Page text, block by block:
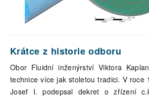
Krátce z historie odboru
Obor Fluidní inženýrství Viktora
technice více jak stoletou tradici. V roce
Josef I. podepsal dekret o zřízení